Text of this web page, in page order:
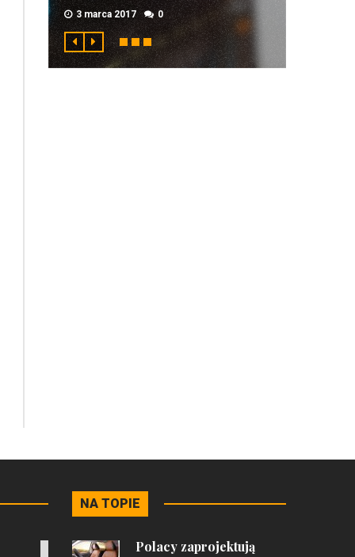
3 marca 2017 0
NA TOPIE
Polacy zaprojektują